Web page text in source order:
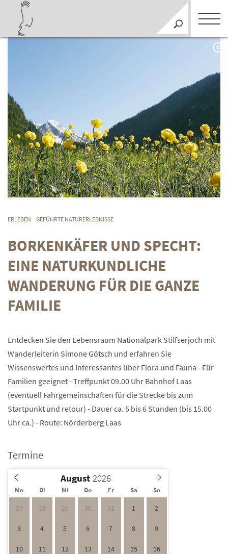
C
ERLEBEN GEFÜHRTE NATURERLEBNISSE
BORKENKÄFER UND SPECHT:
EINE NATURKUNDLICHE
WANDERUNG FÜR DIE GANZE
FAMILIE
Entdecken Sie den Lebensraum Nationalpark Stilfserjoch mit
Wanderleiterin Simone Götsch und erfahren Sie
Wissenswertes und Interessantes über Flora und Fauna - Für
Familien geeignet - Treffpunkt 09.00 Uhr Bahnhof Laas
(eventuell Fahrgemeinschaften für die Strecke bis zum
Startpunkt und retour) - Dauer ca. 5 bis 6 Stunden (bis 15.00
Uhr ca.) - Route: Nörderberg Laas
Termine
August
Mo Di Mi Do Fr Sa So
27 28 29 30 31 1 2
3 4 5 6 7 8 9
10 11 12 13 14 15 16